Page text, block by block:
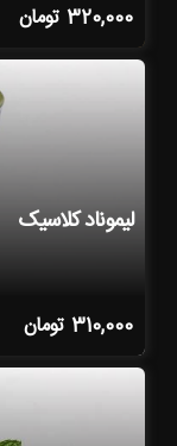
320,000 تومان
لیموناد کلاسیک
310,000 تومان